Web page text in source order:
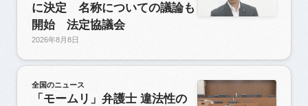
に決定 名称についての議論も
開始 法定協議会
2026年8月8日
全国のニュース
「モームリ」弁護士 違法性の